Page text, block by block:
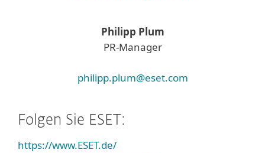
Philipp Plum
PR-Manager
philipp.plum@eset.com
Folgen Sie ESET:
https://www.ESET.de/